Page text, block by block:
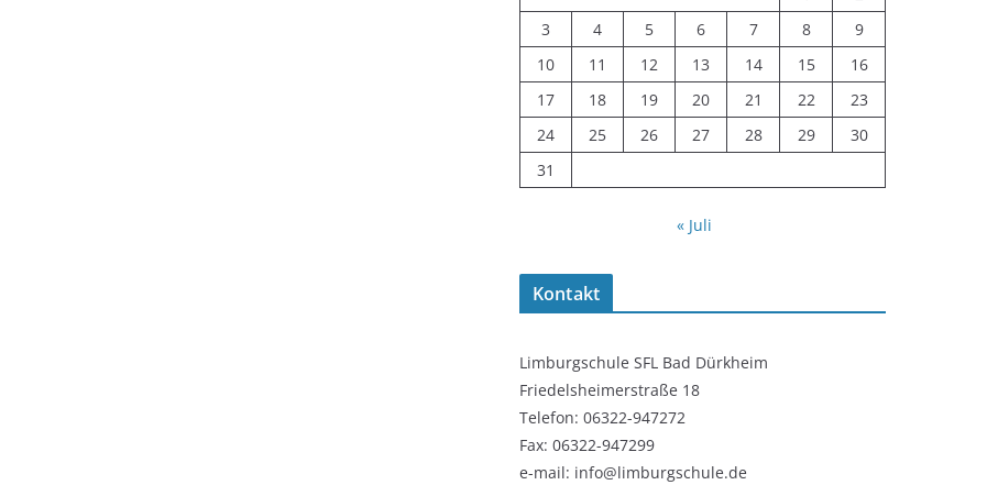
3
4 5 6 7 8
9
10
11 12 13 14 15
16
17
18 19 20 21 22
23
24
25 26 27 28 29
30
31
« Juli
Kontakt
Limburgschule SFL Bad Dürkheim
Friedelsheimerstraße 18
Telefon: 06322-947272
Fax: 06322-947299
e-mail: info@limburgschule.de